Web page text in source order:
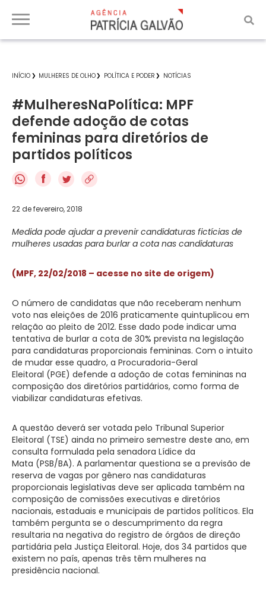
INÍCIO MULHERES DE OLHO POLÍTICA E PODER NOTÍCIAS
#MulheresNaPolítica: MPF
defende adoção de cotas
femininas para diretórios de
partidos políticos
f
22 de fevereiro, 2018
Medida pode ajudar a prevenir candidaturas fictícias de
mulheres usadas para burlar a cota nas candidaturas
(MPF, 22/02/2018 – acesse no site de origem)
O número de candidatas que não receberam nenhum
voto nas eleições de 2016 praticamente quintuplicou em
relação ao pleito de 2012. Esse dado pode indicar uma
tentativa de burlar a cota de 30% prevista na legislação
para candidaturas proporcionais femininas. Com o intuito
de mudar esse quadro, a Procuradoria-Geral
Eleitoral (PGE) defende a adoção de cotas femininas na
composição dos diretórios partidários, como forma de
viabilizar candidaturas efetivas.
A questão deverá ser votada pelo Tribunal Superior
Eleitoral (TSE) ainda no primeiro semestre deste ano, em
consulta formulada pela senadora Lídice da
Mata (PSB/BA). A parlamentar questiona se a previsão de
reserva de vagas por gênero nas candidaturas
proporcionais legislativas deve ser aplicada também na
composição de comissões executivas e diretórios
nacionais, estaduais e municipais de partidos políticos. Ela
também pergunta se o descumprimento da regra
resultaria na negativa do registro de órgãos de direção
partidária pela Justiça Eleitoral. Hoje, dos 34 partidos que
existem no país, apenas três têm mulheres na
presidência nacional.